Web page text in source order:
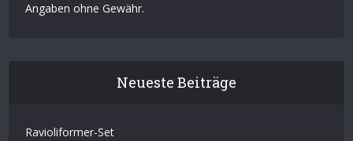
Angaben ohne Gewähr.
Neueste Beiträge
Ravioliformer-Set